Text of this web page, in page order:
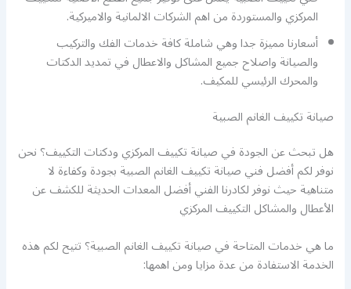
المركزي والمستوردة من اهم الشركات الالمانية والاميركية.
أسعارنا مميزة جدا وهي شاملة كافة خدمات الفك والتركيب
والصيانة واصلاح جميع المشاكل والاعطال في تمديد الدكتات
والمحرك الرئيسي للمكيف.
صيانة تكييف الغانم الصبية
هل تبحث عن الجودة في صيانة تكييف المركزي ودكتات التكييف؟ نحن
نوفر لكم أفضل فني صيانة تكييف الغانم الصبية بجودة وكفاءة لا
متناهية حيث نوفر لكادرنا الفني أفضل المعدات الحديثة للكشف عن
الأعطال والمشاكل التكييف المركزي
ما هي خدمات المتاحة في صيانة تكييف الغانم الصبية؟ تتيح لكم هذه
الخدمة الاستفادة من عدة مزايا ومن اهمها: